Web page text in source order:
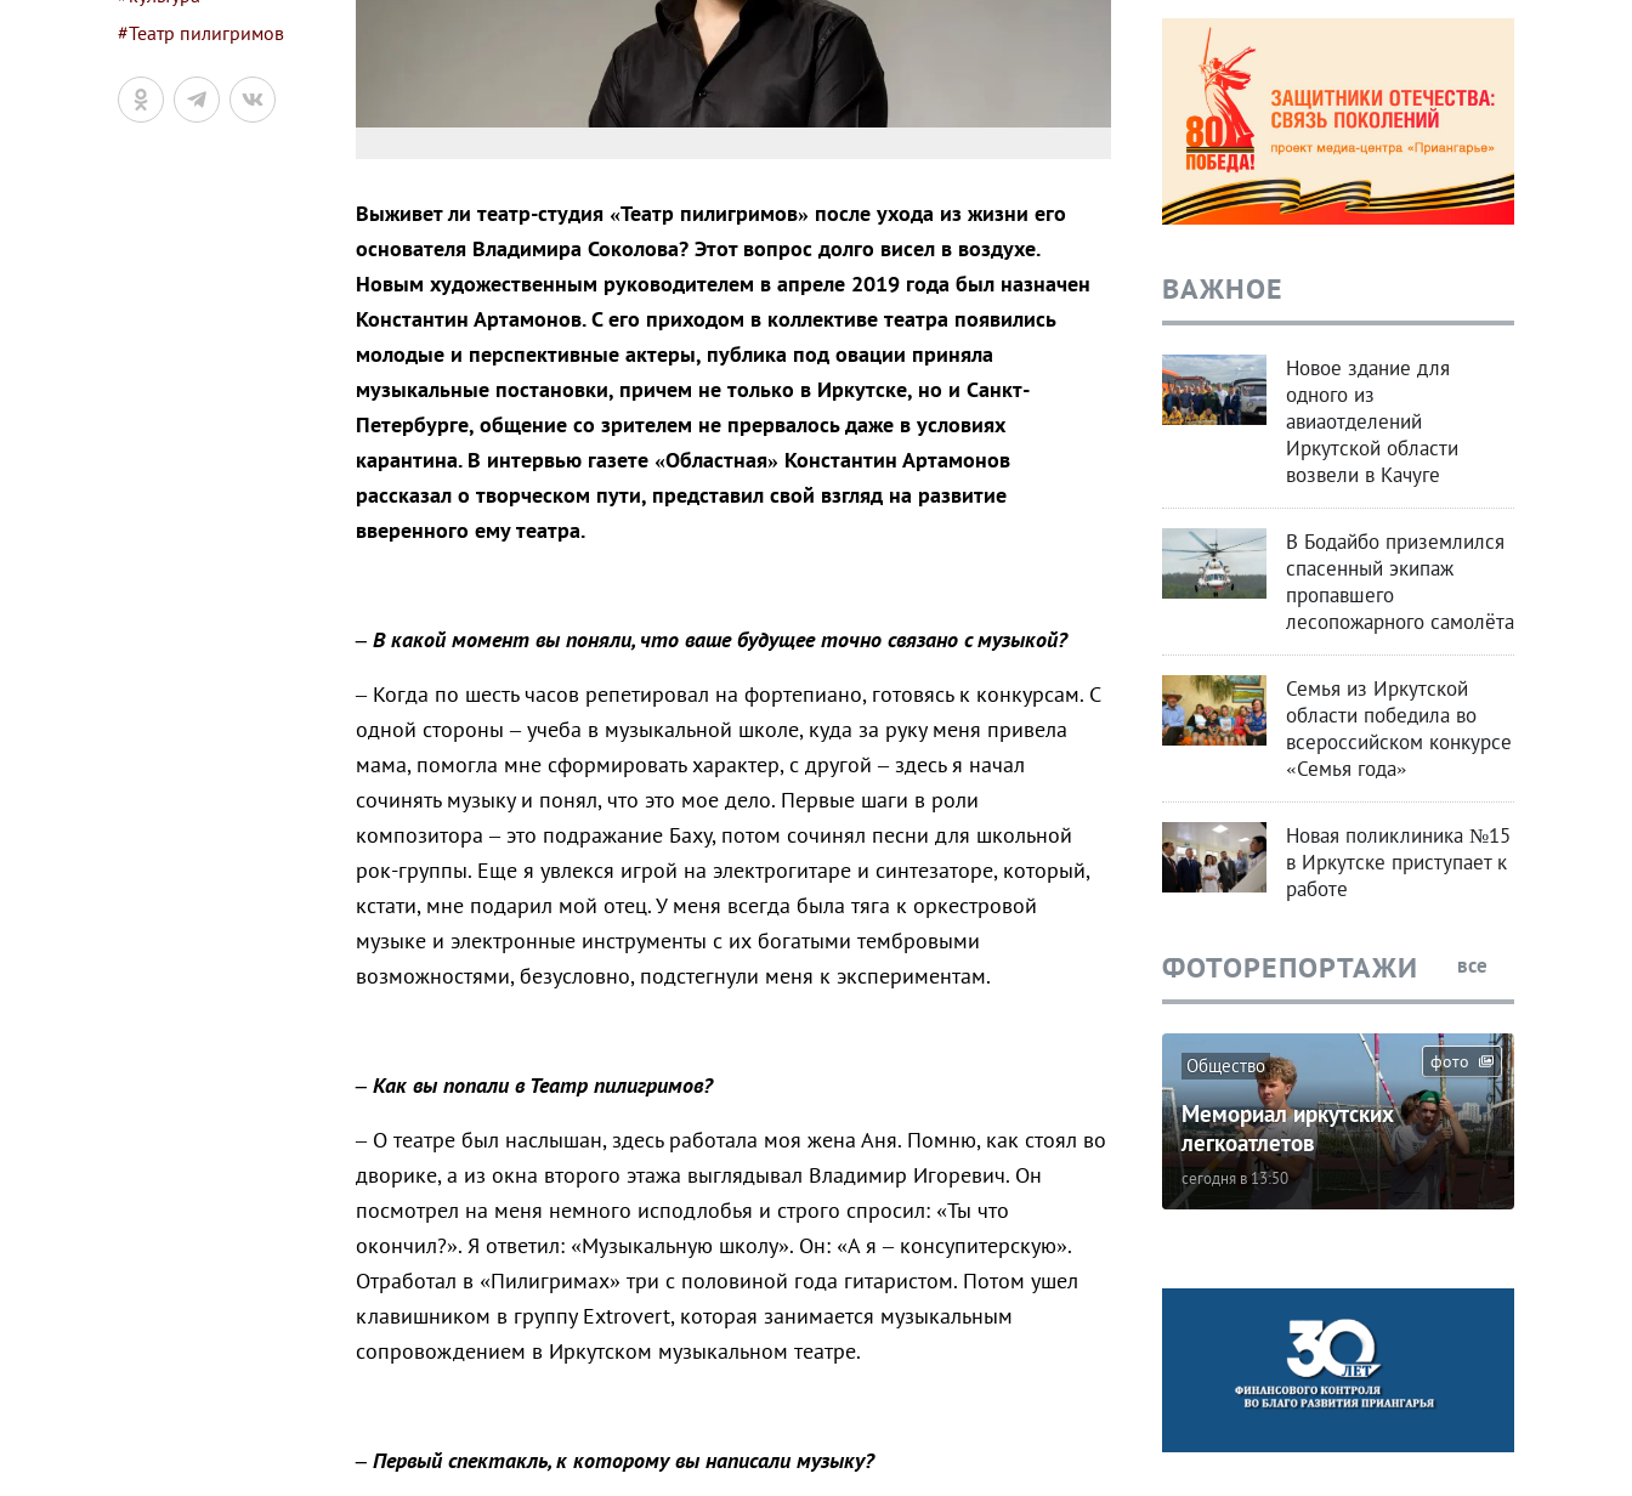
#Театр пилигримов
Выживет ли театр-студия «Театр пилигримов» после ухода из жизни его
основателя Владимира Соколова? Этот вопрос долго висел в воздухе.
Новым художественным руководителем в апреле 2019 года был назначен
Константин Артамонов. С его приходом в коллективе театра появились
молодые и перспективные актеры, публика под овации приняла
музыкальные постановки, причем не только в Иркутске, но и Санкт-
Петербурге, общение со зрителем не прервалось даже в условиях
карантина. В интервью газете «Областная» Константин Артамонов
рассказал о творческом пути, представил свой взгляд на развитие
вверенного ему театра.
– В какой момент вы поняли, что ваше будущее точно связано с музыкой?
– Когда по шесть часов репетировал на фортепиано, готовясь к конкурсам. С
одной стороны – учеба в музыкальной школе, куда за руку меня привела
мама, помогла мне сформировать характер, с другой – здесь я начал
сочинять музыку и понял, что это мое дело. Первые шаги в роли
композитора – это подражание Баху, потом сочинял песни для школьной
рок-группы. Еще я увлекся игрой на электрогитаре и синтезаторе, который,
кстати, мне подарил мой отец. У меня всегда была тяга к оркестровой
музыке и электронные инструменты с их богатыми тембровыми
возможностями, безусловно, подстегнули меня к экспериментам.
– Как вы попали в Театр пилигримов?
– О театре был наслышан, здесь работала моя жена Аня. Помню, как стоял во
дворике, а из окна второго этажа выглядывал Владимир Игоревич. Он
посмотрел на меня немного исподлобья и строго спросил: «Ты что
окончил?». Я ответил: «Музыкальную школу». Он: «А я – консупитерскую».
Отработал в «Пилигримах» три с половиной года гитаристом. Потом ушел
клавишником в группу Extrovert, которая занимается музыкальным
сопровождением в Иркутском музыкальном театре.
– Первый спектакль, к которому вы написали музыку?
ВАЖНОЕ
Новое здание для
одного из
авиаотделений
Иркутской области
возвели в Качуге
В Бодайбо приземлился
спасенный экипаж
пропавшего
лесопожарного самолёта
Семья из Иркутской
области победила во
всероссийском конкурсе
«Семья года»
Новая поликлиника №15
в Иркутске приступает к
работе
ФОТОРЕПОРТАЖИ все
фото
Общество
Мемориал иркутских
легкоатлетов
сегодня в 13:50